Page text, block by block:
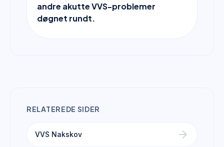
andre akutte VVS-problemer
døgnet rundt.
RELATEREDE SIDER
VVS Nakskov arrow_forward